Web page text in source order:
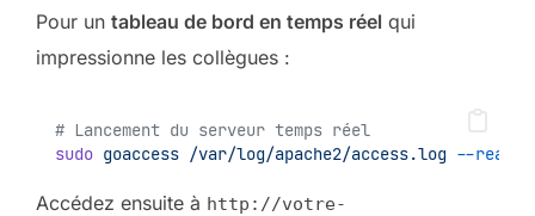
Pour un tableau de bord en temps réel qui
impressionne les collègues :
# Lancement du serveur temps réel
sudo goaccess /var/log/apache2/access.log --real-
Accédez ensuite à http://votre-